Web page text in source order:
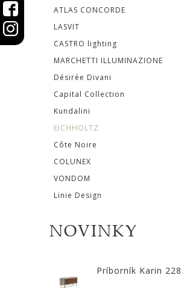
Désirée
Divani
Capital
Collection
Kundalini
EICHHOLTZ
Noire
COLUNEX
ATLAS CONCORDE
LASVIT
CASTRO lighting
MARCHETTI ILLUMINAZIONE
Désirée Divani
Capital Collection
Kundalini
EICHHOLTZ
Côte Noire
COLUNEX
VONDOM
Linie Design
NOVINKY
Príborník Karin 228